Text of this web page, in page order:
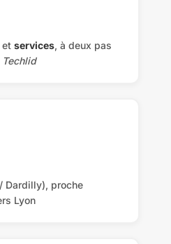
services, à deux pas
Techlid
Dardilly), proche
Lyon